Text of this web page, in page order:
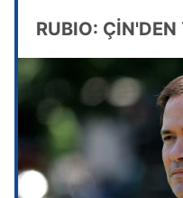
RUBIO: